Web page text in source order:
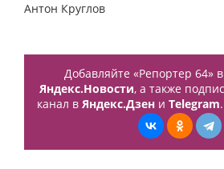
Антон Круглов
Добавляйте «Репортер 64»
Яндекс.Новости, а также
канал в Яндекс.Дзени Telegram